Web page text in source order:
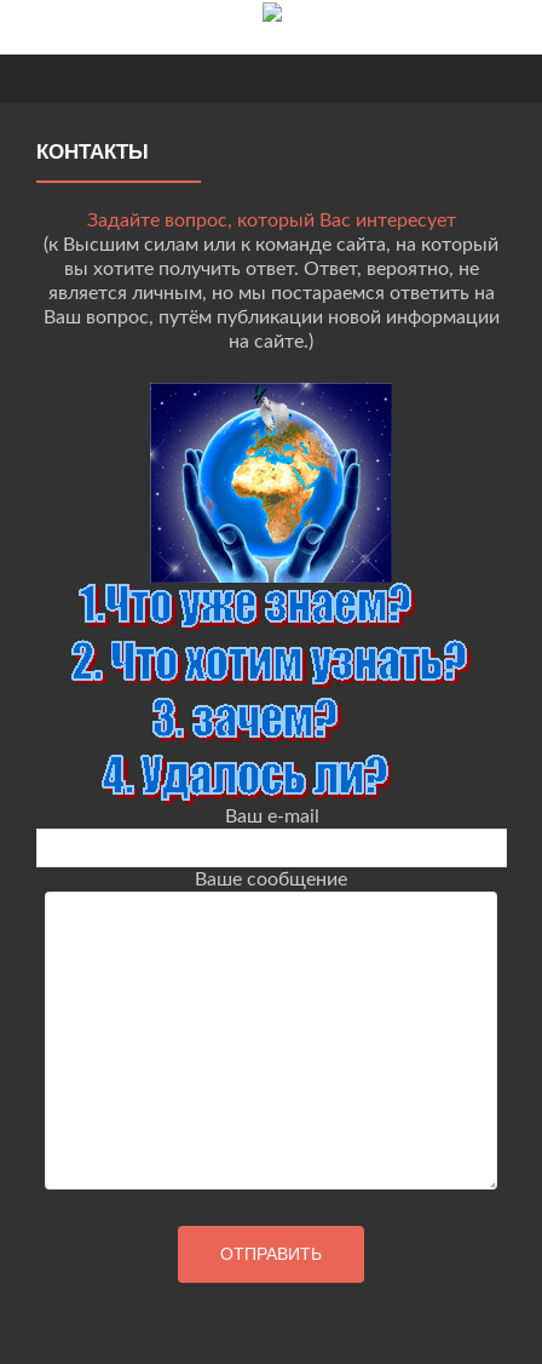
КОНТАКТЫ
Задайте вопрос, который Вас интересует
(к Высшим силам или к команде сайта, на который
вы хотите получить ответ. Ответ, вероятно, не
является личным, но мы постараемся ответить на
Ваш вопрос, путём публикации новой информации
на сайте.)
Ваш e-mail
Ваше сообщение